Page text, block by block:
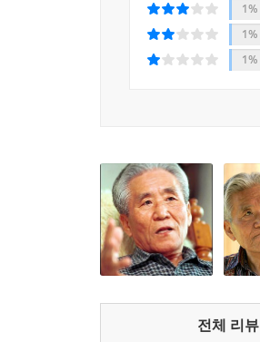
1%
1%
1%
전체 리뷰